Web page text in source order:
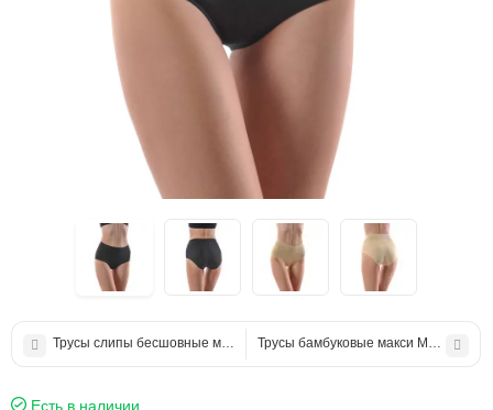
Трусы слипы бесшовные миди Venera (Венера)Трусы бамбуковые макси Mariana
Есть в наличии